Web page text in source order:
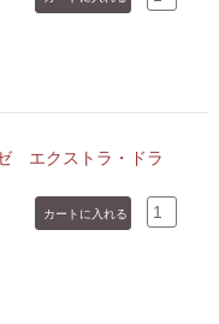
エクストラ・ドラ